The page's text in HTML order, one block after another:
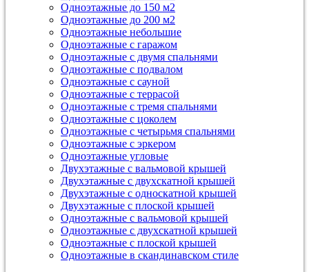
Одноэтажные до 150 м2
Одноэтажные до 200 м2
Одноэтажные небольшие
Одноэтажные с гаражом
Одноэтажные с двумя спальнями
Одноэтажные с подвалом
Одноэтажные с сауной
Одноэтажные с террасой
Одноэтажные с тремя спальнями
Одноэтажные с цоколем
Одноэтажные с четырьмя спальнями
Одноэтажные с эркером
Одноэтажные угловые
Двухэтажные с вальмовой крышей
Двухэтажные с двухскатной крышей
Двухэтажные с односкатной крышей
Двухэтажные с плоской крышей
Одноэтажные с вальмовой крышей
Одноэтажные с двухскатной крышей
Одноэтажные с плоской крышей
Одноэтажные в скандинавском стиле